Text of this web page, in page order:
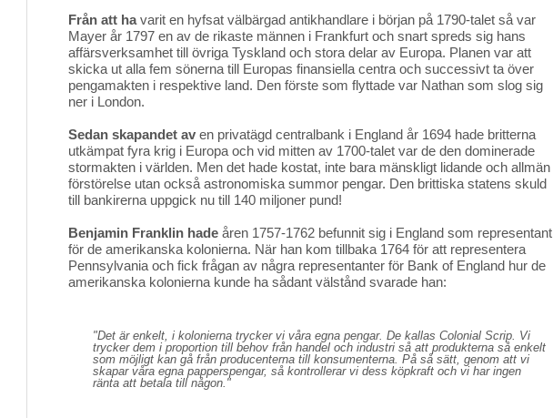
Från att havarit en hyfsat välbärgad antikhandlare i början på 1790-talet så var
Mayer år 1797 en av de rikaste männen i Frankfurt och snart spreds sig hans
affärsverksamhet till övriga Tyskland och stora delar av Europa. Planen var att
skicka ut alla fem sönerna till Europas finansiella centra och successivt ta över
pengamakten i respektive land. Den förste som flyttade var Nathan som slog sig
ner i London.
Sedan skapandet av en privatägd centralbank i England år 1694 hade britterna
utkämpat fyra krig i Europa och vid mitten av 1700-talet var de den dominerade
stormakten i världen. Men det hade kostat, inte bara mänskligt lidande och allmän
förstörelse utan också astronomiska summor pengar. Den brittiska statens skuld
till bankirerna uppgick nu till 140 miljoner pund!
Benjamin Franklin hade åren 1757-1762 befunnit sig i England som representant
för de amerikanska kolonierna. När han kom tillbaka 1764 för att representera
Pennsylvania och fick frågan av några representanter för Bank of England hur de
amerikanska kolonierna kunde ha sådant välstånd svarade han:
"Det är enkelt, i kolonierna trycker vi våra egna pengar. De kallas Colonial Scrip. Vi
trycker dem i proportion till behov från handel och industri så att produkterna så enkelt
som möjligt kan gå från producenterna till konsumenterna. På så sätt, genom att vi
skapar våra egna papperspengar, så kontrollerar vi dess köpkraft och vi har ingen
ränta att betala till någon."